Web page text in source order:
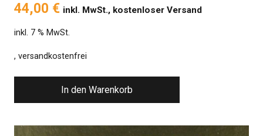
44,00 € inkl. MwSt., kostenloser Versand
inkl. 7 % MwSt.
, versandkostenfrei
In den Warenkorb